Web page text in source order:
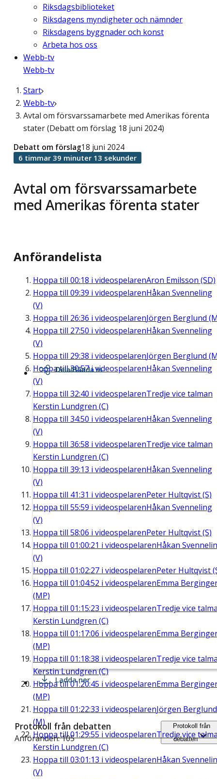
Riksdagsbiblioteket
Riksdagens myndigheter och nämnder
Riksdagens byggnader och konst
Arbeta hos oss
Webb-tv
Webb-tv
Start
Webb-tv
Avtal om försvarssamarbete med Amerikas förenta
stater (Debatt om förslag 18 juni 2024)
Avtal om försvarssamarbete
med Amerikas förenta stater
Debatt om förslag18 juni 2024
6 timmar 39 minuter 13 sekunder
Anförandelista
Hoppa till 00:18 i videospelarenAron Emilsson (SD)
Hoppa till 09:39 i videospelarenHåkan Svenneling
(V)
Hoppa till 26:36 i videospelarenJörgen Berglund
Hoppa till 27:50 i videospelarenHåkan Svenneling
(V)
Hoppa till 29:38 i videospelarenJörgen Berglund
Hoppa till30:57i videospelarenHåkan Svenneling
(V)
Hoppa till 32:40 i videospelarenTredje vice talman
Kerstin Lundgren (C)
Hoppa till 34:50 i videospelarenHåkan Svenneling
(V)
Hoppa till 36:58 i videospelarenTredje vice talman
Kerstin Lundgren (C)
Hoppa till 39:13 i videospelarenHåkan Svenneling
(V)
Hoppa till 41:31 i videospelarenPeter Hultqvist (S)
Hoppa till 55:59 i videospelarenHåkan Svenneling
(V)
Hoppa till 58:06 i videospelarenPeter Hultqvist (S)
Hoppa till 01:00:21 i videospelarenHåkan
(V)
Hoppa till 01:02:27 i videospelarenPeter Hultqvist
Hoppa till 01:04:52 i videospelarenEmma
(MP)
Hoppa till 01:15:23 i videospelarenTredje vice
Kerstin Lundgren (C)
Hoppa till 01:17:06 i videospelarenEmma
(MP)
Hoppa till 01:18:38 i videospelarenTredje vice
Kerstin Lundgren (C)
Hoppa till01:20:45 i videospelarenEmma
(MP)
Hoppa till 01:22:33 i videospelarenJörgen Berglund
(M)
Hoppa till01:29:55 i videospelarenTredje vice
Kerstin Lundgren (C)
Hoppa till 03:01:13 i videospelarenHåkan
(V)
Dela/Bädda in
Ladda ner
Protokoll från debatten
Anföranden: 105
Protokoll från
debatten